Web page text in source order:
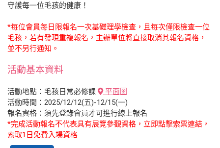
守護每一位毛孩的健康！
*每位會員每日限報名一次基礎理學檢查，且每次僅限檢查一位
毛孩，若有發現重複報名，主辦單位將直接取消其報名資格，
並不另行通知。
活動基本資料
活動地點：毛孩日常必修課
平面圖
活動時間：2025/12/12(五)-12/15(一)
報名資格：須先登錄會員才可進行線上報名
*完成活動報名不代表具有展覽參觀資格，立即點擊索票連結，
索取1日免費入場資格